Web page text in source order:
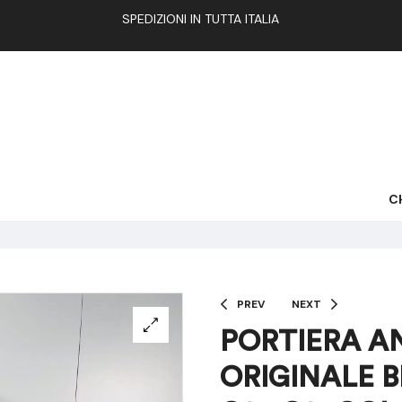
SPEDIZIONI IN TUTTA ITALIA
PREV NEXT
PORTIERA
ORIGINALE